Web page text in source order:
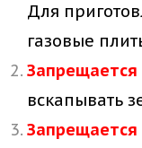
Для
газовые
Запрещается
вскапывать
Запрещается